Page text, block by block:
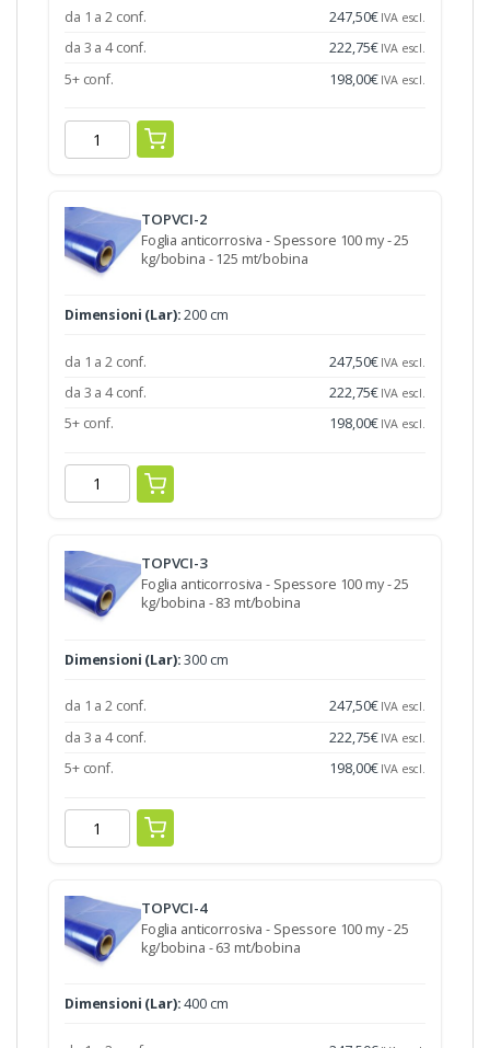
da 1 a 2 conf. 247,50€ IVA escl.
da 3 a 4 conf. 222,75€ IVA escl.
5+ conf. 198,00€ IVA escl.
TOPVCI-2
Foglia anticorrosiva - Spessore 100 my - 25
kg/bobina - 125 mt/bobina
Dimensioni (Lar):200 cm
da 1 a 2 conf. 247,50€ IVA escl.
da 3 a 4 conf. 222,75€ IVA escl.
5+ conf. 198,00€ IVA escl.
TOPVCI-3
Foglia anticorrosiva - Spessore 100 my - 25
kg/bobina - 83 mt/bobina
Dimensioni (Lar):300 cm
da 1 a 2 conf. 247,50€ IVA escl.
da 3 a 4 conf. 222,75€ IVA escl.
5+ conf. 198,00€ IVA escl.
TOPVCI-4
Foglia anticorrosiva - Spessore 100 my - 25
kg/bobina - 63 mt/bobina
Dimensioni (Lar):400 cm